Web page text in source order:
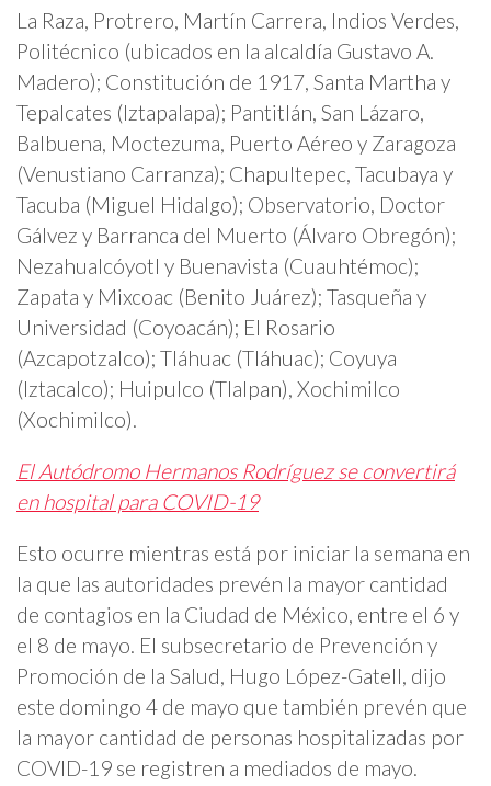
La Raza, Protrero, Martín Carrera, Indios Verdes,
Politécnico (ubicados en la alcaldía Gustavo A.
Madero); Constitución de 1917, Santa Martha y
Tepalcates (Iztapalapa); Pantitlán, San Lázaro,
Balbuena, Moctezuma, Puerto Aéreo y Zaragoza
(Venustiano Carranza); Chapultepec, Tacubaya y
Tacuba (Miguel Hidalgo); Observatorio, Doctor
Gálvez y Barranca del Muerto (Álvaro Obregón);
Nezahualcóyotl y Buenavista (Cuauhtémoc);
Zapata y Mixcoac (Benito Juárez); Tasqueña y
Universidad (Coyoacán); El Rosario
(Azcapotzalco); Tláhuac (Tláhuac); Coyuya
(Iztacalco); Huipulco (Tlalpan), Xochimilco
(Xochimilco).
El Autódromo Hermanos Rodríguez se convertirá
en hospital para COVID-19
Esto ocurre mientras está por iniciar la semana en
la que las autoridades prevén la mayor cantidad
de contagios en la Ciudad de México, entre el 6 y
el 8 de mayo. El subsecretario de Prevención y
Promoción de la Salud, Hugo López-Gatell, dijo
este domingo 4 de mayo que también prevén que
la mayor cantidad de personas hospitalizadas por
COVID-19 se registren a mediados de mayo.